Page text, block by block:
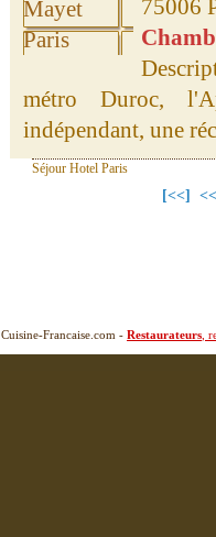
75006
métro Duroc,
indépendant, une
Séjour Hotel Paris
[<<] <<
Cuisine-Francaise.com - Restaurateurs ,